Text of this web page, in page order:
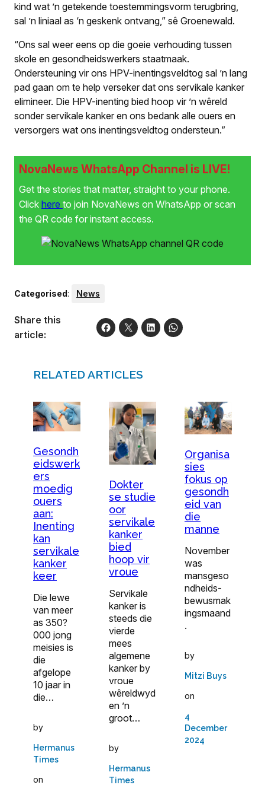
kind wat ’n getekende toestemmingsvorm terugbring,
sal ’n liniaal as ‘n geskenk ontvang,” sê Groenewald.
“Ons sal weer eens op die goeie verhouding tussen
skole en gesondheidswerkers staatmaak.
Ondersteuning vir ons HPV-inentingsveldtog sal ’n lang
pad gaan om te help verseker dat ons servikale kanker
elimineer. Die HPV-inenting bied hoop vir ’n wêreld
sonder servikale kanker en ons bedank alle ouers en
versorgers wat ons inentingsveldtog ondersteun.”
NovaNews WhatsApp Channel is LIVE!
Get the stories that matter, straight to your phone.
Click here to join NovaNews on WhatsApp or scan
the QR code for instant access.
Categorised: News
Share this
article:
RELATED ARTICLES
Gesondh
eidswerk
ers
moedig
ouers
aan:
Inenting
kan
servikale
kanker
keer
Die lewe
van meer
as 350?
000 jong
meisies is
die
afgelope
10 jaar in
die…
by
Hermanus
Times
on
Dokter
se studie
oor
servikale
kanker
bied
hoop vir
vroue
Servikale
kanker is
steeds die
vierde
mees
algemene
kanker by
vroue
wêreldwyd
en ’n
groot…
by
Hermanus
Times
Organisa
sies
fokus op
gesondh
eid van
die
manne
November
was
mansgeso
ndheids­
bewusmak
ingsmaand
.
by
Mitzi Buys
on
4
December
2024